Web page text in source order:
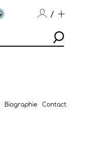
/
Biographie Contact